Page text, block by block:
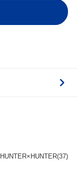
HUNTER×HUNTER(37)